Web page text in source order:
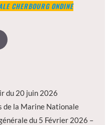
CHERBOURG ONDINE
du 20 juin 2026
de la Marine Nationale
du 5 Février 2026 –